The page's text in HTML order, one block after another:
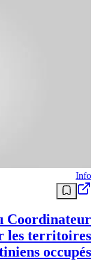
Info
Coordinateur
les territoires
occupés